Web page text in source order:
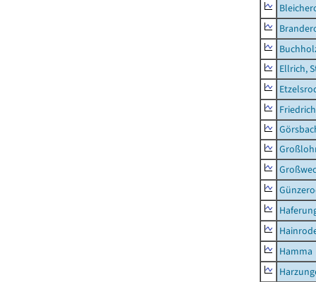
Ellrich,
Hamma